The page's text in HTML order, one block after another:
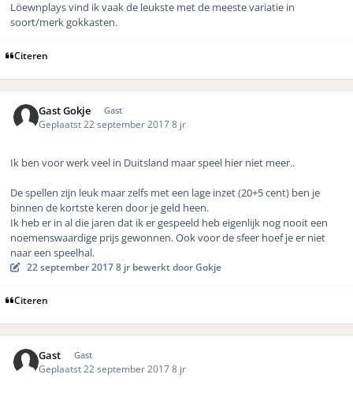
Löewnplays vind ik vaak de leukste met de meeste variatie in
soort/merk gokkasten.
Citeren
Gast Gokje Gast
Geplaatst 22 september 20178 jr
Ik ben voor werk veel in Duitsland maar speel hier niet meer..
De spellen zijn leuk maar zelfs met een lage inzet (20+5 cent) ben je
binnen de kortste keren door je geld heen.
Ik heb er in al die jaren dat ik er gespeeld heb eigenlijk nog nooit een
noemenswaardige prijs gewonnen. Ook voor de sfeer hoef je er niet
naar een speelhal.
22 september 20178 jr bewerkt door Gokje
Citeren
Gast Gast
Geplaatst 22 september 20178 jr